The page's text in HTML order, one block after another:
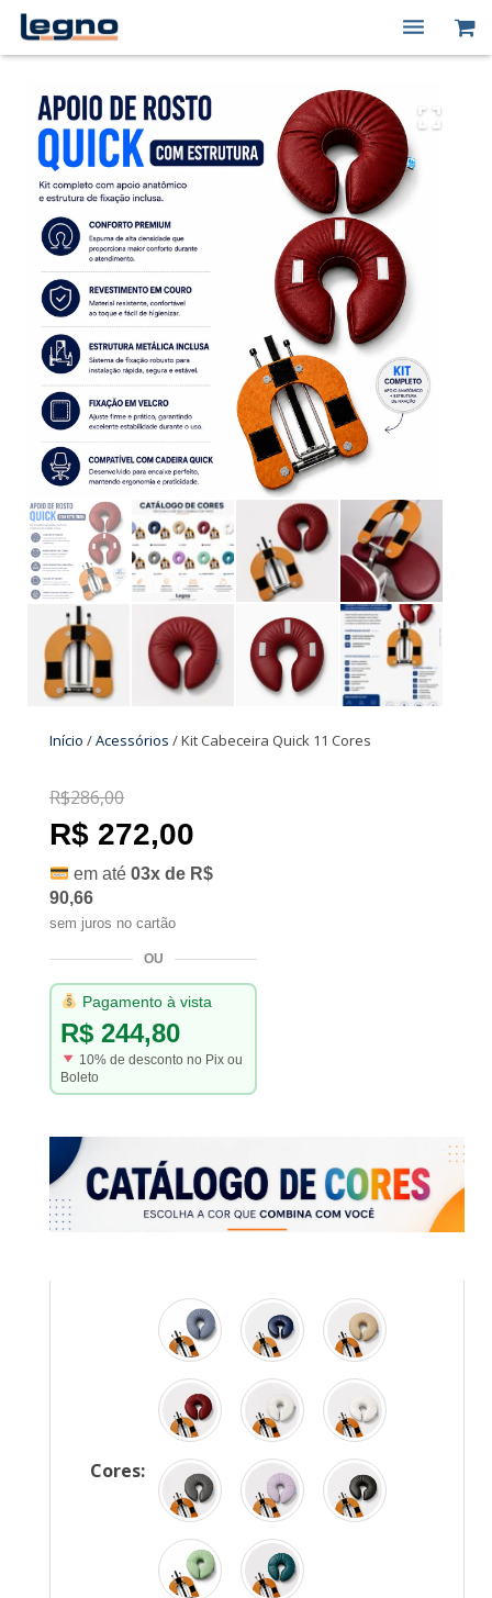
Produtos
Macas Elétricas
Peças de Reposição
Contato
Minha conta
Início /Acessórios / Kit Cabeceira Quick 11 Cores
R$286,00
R$ 286,00
R$ 272,00
em até03x de R$
90,66
sem juros no cartão
OU
Pagamento à vista
R$ 244,80
10% de desconto no Pix ou
Boleto
Cores: